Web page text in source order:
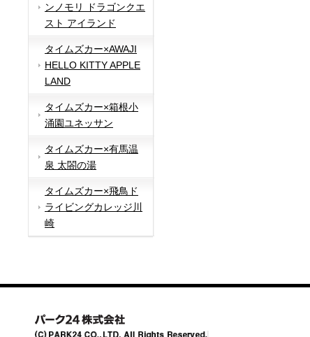
ンノモリ ドラゴンクエ
スト アイランド
タイムズカー×AWAJI
HELLO KITTY APPLE
LAND
タイムズカー×箱根小
涌園ユネッサン
タイムズカー×有馬温
泉 太閤の湯
タイムズカー×飛鳥ド
ライビングカレッジ川
崎